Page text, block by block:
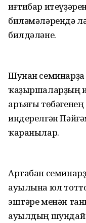
иғтибар
биләмәләрендә
билдәләне.
Шунан
ҡаҙыршаларҙың
аръяғы
индерелгән
ҡаранылар.
Артабан
ауылына юл
эштәре менән
ауылдың шундай